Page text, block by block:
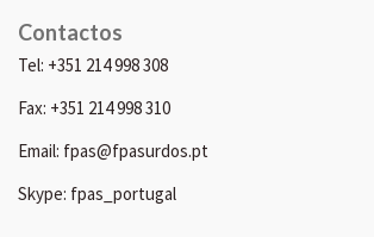
Contactos
Tel: +351 214 998 308
Fax: +351 214 998 310
Email: fpas@fpasurdos.pt
Skype: fpas_portugal